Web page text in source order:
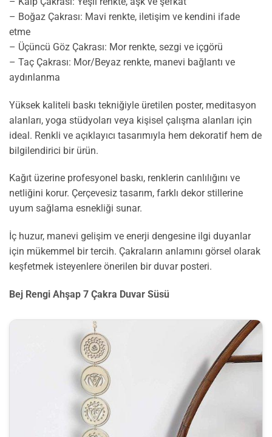
– Boğaz Çakrası: Mavi renkte, iletişim ve kendini ifade
etme
– Üçüncü Göz Çakrası: Mor renkte, sezgi ve içgörü
– Taç Çakrası: Mor/Beyaz renkte, manevi bağlantı ve
aydınlanma
Yüksek kaliteli baskı tekniğiyle üretilen poster, meditasyon
alanları, yoga stüdyoları veya kişisel çalışma alanları için
ideal. Renkli ve açıklayıcı tasarımıyla hem dekoratif hem de
bilgilendirici bir ürün.
Kağıt üzerine profesyonel baskı, renklerin canlılığını ve
netliğini korur. Çerçevesiz tasarım, farklı dekor stillerine
uyum sağlama esnekliği sunar.
İç huzur, manevi gelişim ve enerji dengesine ilgi duyanlar
için mükemmel bir tercih. Çakraların anlamını görsel olarak
keşfetmek isteyenlere önerilen bir duvar posteri.
Bej Rengi Ahşap 7 Çakra Duvar Süsü